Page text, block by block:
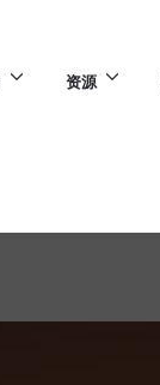
资源